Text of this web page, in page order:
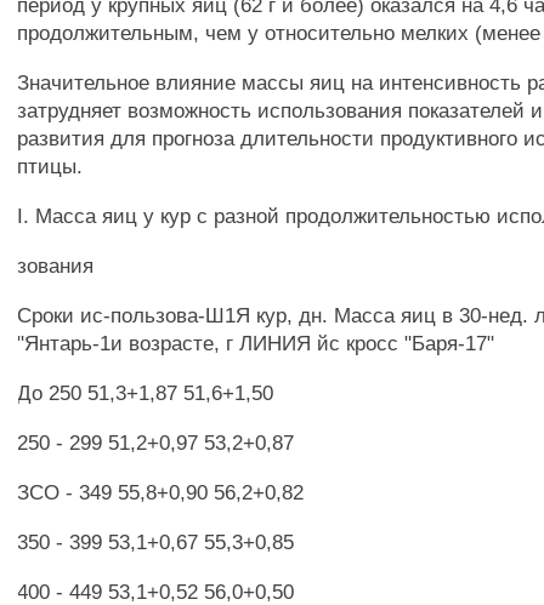
период у крупных яиц (62 г и более) оказался на 4,6
продолжительным, чем у относительно мелких (менее
Значительное влияние массы яиц на интенсивность
затрудняет возможность использования показателей
развития для прогноза длительности продуктивного
птицы.
I. Масса яиц у кур с разной продолжительностью
зования
Сроки ис-пользова-Ш1Я кур, дн. Масса яиц в 30-нед.
"Янтарь-1и возрасте, г ЛИНИЯ йс кросс "Баря-17"
До 250 51,3+1,87 51,6+1,50
250 - 299 51,2+0,97 53,2+0,87
ЗСО - 349 55,8+0,90 56,2+0,82
350 - 399 53,1+0,67 55,3+0,85
400 - 449 53,1+0,52 56,0+0,50